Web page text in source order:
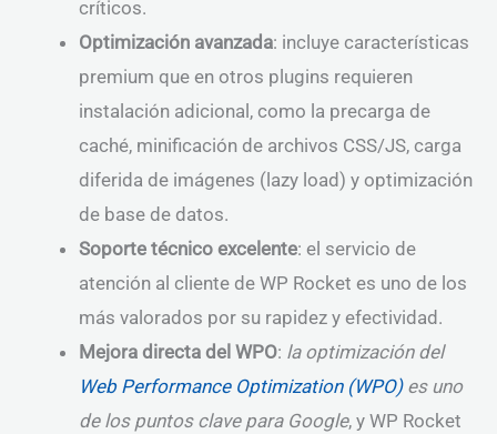
críticos.
Optimización avanzada: incluye características
premium que en otros plugins requieren
instalación adicional, como la precarga de
caché, minificación de archivos CSS/JS, carga
diferida de imágenes (lazy load) y optimización
de base de datos.
Soporte técnico excelente: el servicio de
atención al cliente de WP Rocket es uno de los
más valorados por su rapidez y efectividad.
Mejora directa del WPO: la optimización del
Web Performance Optimization (WPO)es uno
de los puntos clave para Google, y WP Rocket